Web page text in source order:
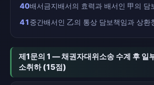
40배서금지배서의 효력과 배서인 甲의 담
41중간배서인 乙의 통상 담보책임과 상환
제1문의 1 — 채권자대위소송 수계 후 일
소취하 (15점)